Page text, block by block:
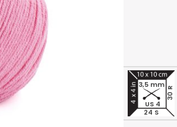
24 S
30 R
3,5 mm
US 4